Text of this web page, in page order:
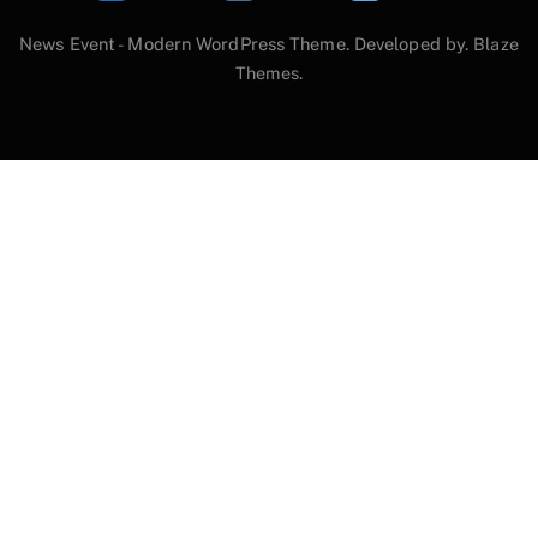
News Event - Modern WordPress Theme. Developed by. Blaze
Themes.